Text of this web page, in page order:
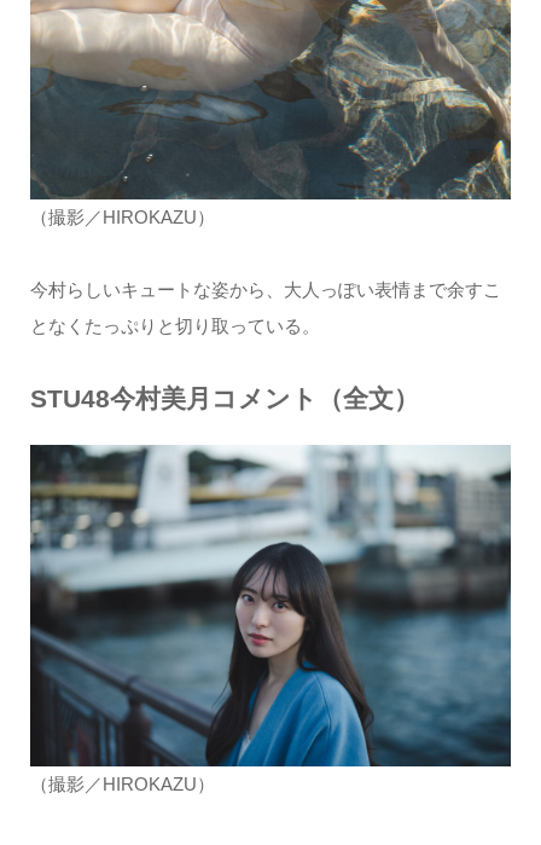
（撮影／HIROKAZU）
今村らしいキュートな姿から、大人っぽい表情まで余すこ
となくたっぷりと切り取っている。
STU48今村美月コメント（全文）
（撮影／HIROKAZU）